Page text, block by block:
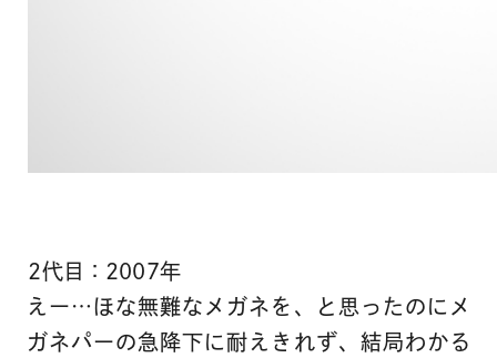
2代目：2007年
えー…ほな無難なメガネを、と思ったのにメ
ガネパーの急降下に耐えきれず、結局わかる